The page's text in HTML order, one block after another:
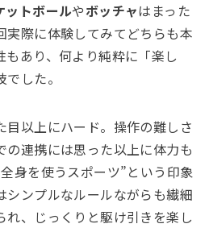
ットボールやボッチャはまった
実際に体験してみてどちらも本
あり、何より純粋に「楽し
した。
目以上にハード。操作の難しさ
の連携には思った以上に体力も
身を使うスポーツ”という印象
シンプルなルールながらも繊細
れ、じっくりと駆け引きを楽し